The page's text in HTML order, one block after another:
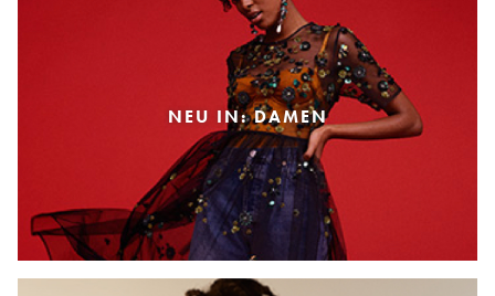
NEU IN: DAMEN